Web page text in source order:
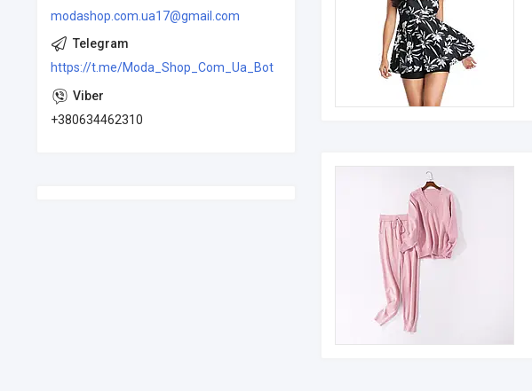
modashop.com.ua17@gmail.com
https://t.me/Moda_Shop_Com_Ua_Bot
+380634462310